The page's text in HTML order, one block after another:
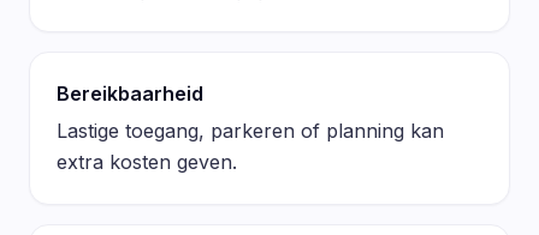
Bereikbaarheid
Lastige toegang, parkeren of planning kan
extra kosten geven.